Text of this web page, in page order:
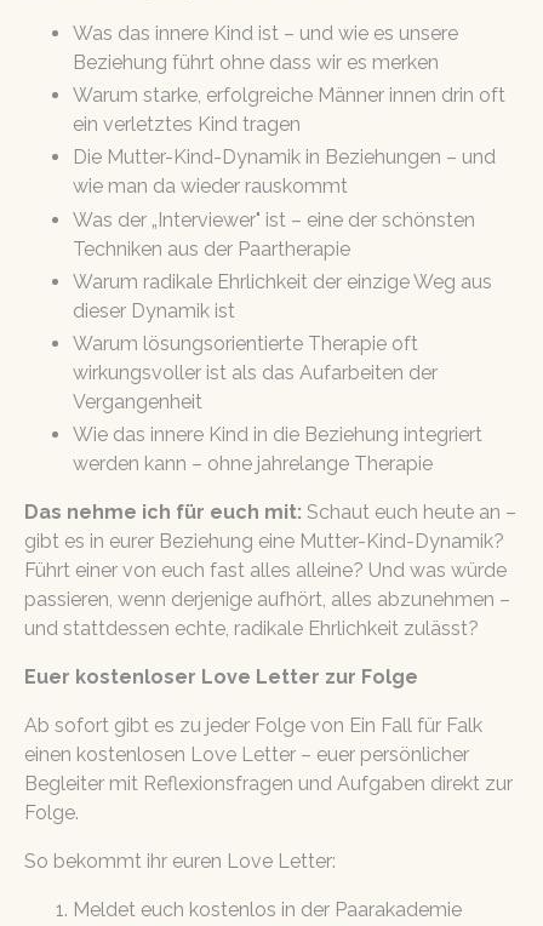
Was das innere Kind ist – und wie es unsere
Beziehung führt ohne dass wir es merken
Warum starke, erfolgreiche Männer innen drin oft
ein verletztes Kind tragen
Die Mutter-Kind-Dynamik in Beziehungen – und
wie man da wieder rauskommt
Was der „Interviewer" ist – eine der schönsten
Techniken aus der Paartherapie
Warum radikale Ehrlichkeit der einzige Weg aus
dieser Dynamik ist
Warum lösungsorientierte Therapie oft
wirkungsvoller ist als das Aufarbeiten der
Vergangenheit
Wie das innere Kind in die Beziehung integriert
werden kann – ohne jahrelange Therapie
Das nehme ich für euch mit: Schaut euch heute an –
gibt es in eurer Beziehung eine Mutter-Kind-Dynamik?
Führt einer von euch fast alles alleine? Und was würde
passieren, wenn derjenige aufhört, alles abzunehmen –
und stattdessen echte, radikale Ehrlichkeit zulässt?
Euer kostenloser Love Letter zur Folge
Ab sofort gibt es zu jeder Folge von Ein Fall für Falk
einen kostenlosen Love Letter – euer persönlicher
Begleiter mit Reflexionsfragen und Aufgaben direkt zur
Folge.
So bekommt ihr euren Love Letter:
Meldet euch kostenlos in der Paarakademie